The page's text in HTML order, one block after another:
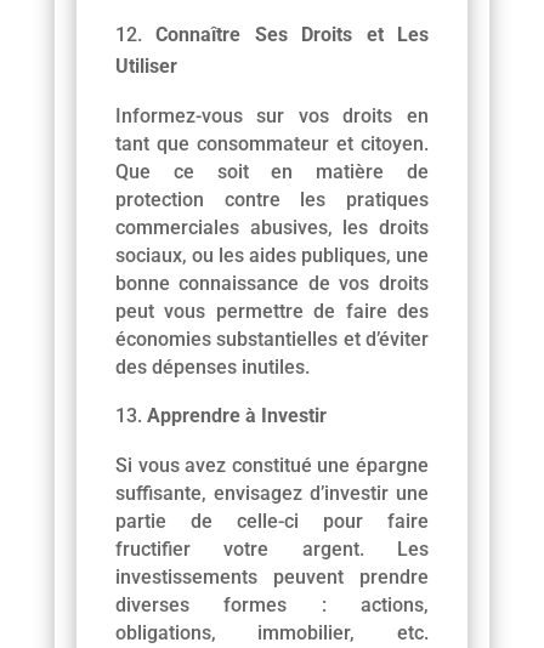
Connaître Ses Droits et Les
Utiliser
Informez-vous sur vos droits en
tant que consommateur et citoyen.
Que ce soit en matière de
protection contre les pratiques
commerciales abusives, les droits
sociaux, ou les aides publiques, une
bonne connaissance de vos droits
peut vous permettre de faire des
économies substantielles et d’éviter
des dépenses inutiles.
Apprendre à Investir
Si vous avez constitué une épargne
suffisante, envisagez d’investir une
partie de celle-ci pour faire
fructifier votre argent. Les
investissements peuvent prendre
diverses formes : actions,
obligations, immobilier, etc.